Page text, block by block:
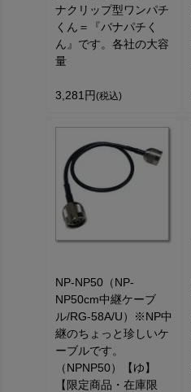
ナクリップ型ワンパチ
くん＝『バナパチく
ん』です。各社の大容
量
3,281円 (税込)
NP-NP50（NP-
NP50cm中継ケーブ
ル/RG-58A/U）※NP中
継のちょっと珍しいケ
ーブルです。
（NPNP50）【ゆ】
【限定商品・在庫限